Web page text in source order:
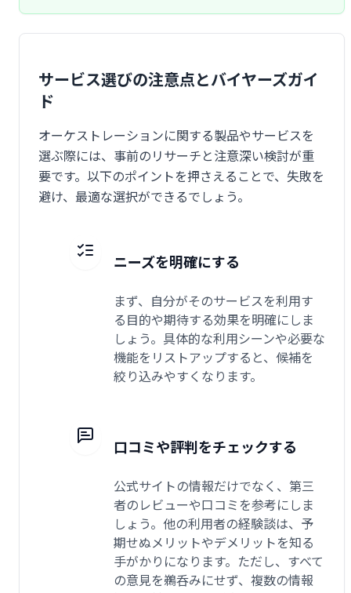
サービス選びの注意点とバイヤーズガイ
ド
オーケストレーションに関する製品やサービスを
選ぶ際には、事前のリサーチと注意深い検討が重
要です。以下のポイントを押さえることで、失敗を
避け、最適な選択ができるでしょう。
ニーズを明確にする
まず、自分がそのサービスを利用す
る目的や期待する効果を明確にしま
しょう。具体的な利用シーンや必要な
機能をリストアップすると、候補を
絞り込みやすくなります。
口コミや評判をチェックする
公式サイトの情報だけでなく、第三
者のレビューや口コミを参考にしま
しょう。他の利用者の経験談は、予
期せぬメリットやデメリットを知る
手がかりになります。ただし、すべて
の意見を鵜呑みにせず、複数の情報